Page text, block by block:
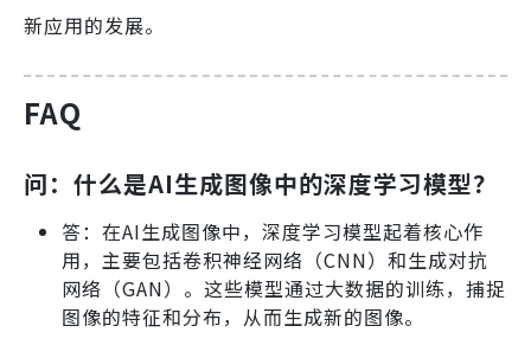
新应用的发展。
FAQ
问：什么是AI生成图像中的深度学习模型？
答：在AI生成图像中，深度学习模型起着核心作
用，主要包括卷积神经网络（CNN）和生成对抗
网络（GAN）。这些模型通过大数据的训练，捕捉
图像的特征和分布，从而生成新的图像。